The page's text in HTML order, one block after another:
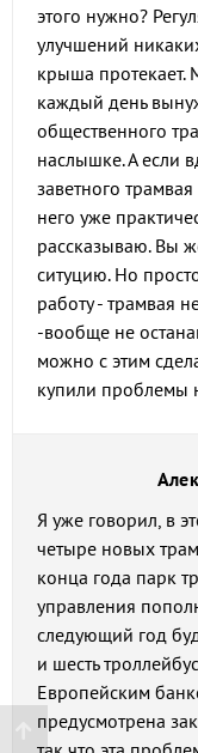
этого нужно?
улучшений
крыша протекает.
каждый день
общественного
наслышке. А если
заветного
него уже
рассказываю. Вы
ситуцию. Но
работу - трамвая
-вообще не
можно с этим
купили проблемы
Я уже говорил, в
четыре новых
конца года парк
управления
следующий год
и шесть
Европейским
предусмотрена